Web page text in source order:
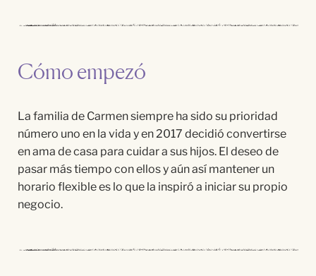
Cómo empezó
La familia de Carmen siempre ha sido su prioridad
número uno en la vida y en 2017 decidió convertirse
en ama de casa para cuidar a sus hijos. El deseo de
pasar más tiempo con ellos y aún así mantener un
horario flexible es lo que la inspiró a iniciar su propio
negocio.